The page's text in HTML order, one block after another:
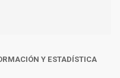
Y ESTADÍSTICA